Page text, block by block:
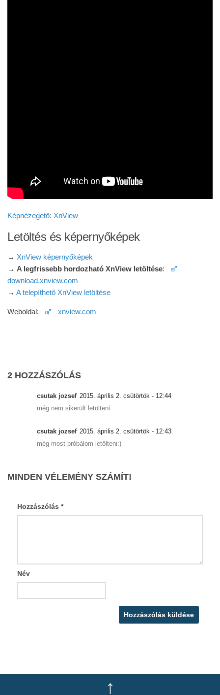
Képnézegető: XnView
Letöltés és képernyőképek
→ XnView képernyőképek
→ A legfrissebb hordozható XnView letöltése:
🜝
download.xnview.com
→ A telepíthető XnView letöltése
Weboldal: 🜝 xnview.com
2 HOZZÁSZÓLÁS
csutak jozsef 2015. április 2. csütörtök - 12:44
még nem sikerült letölteni
csutak jozsef 2015. április 2. csütörtök - 12:43
még most próbálom letölteni:)
MINDEN VÉLEMÉNY SZÁMÍT!
Hozzászólás *
Név
↑